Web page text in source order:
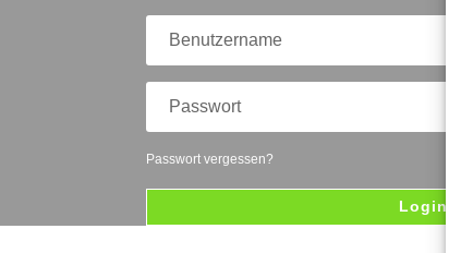
Passwort vergessen?
Login